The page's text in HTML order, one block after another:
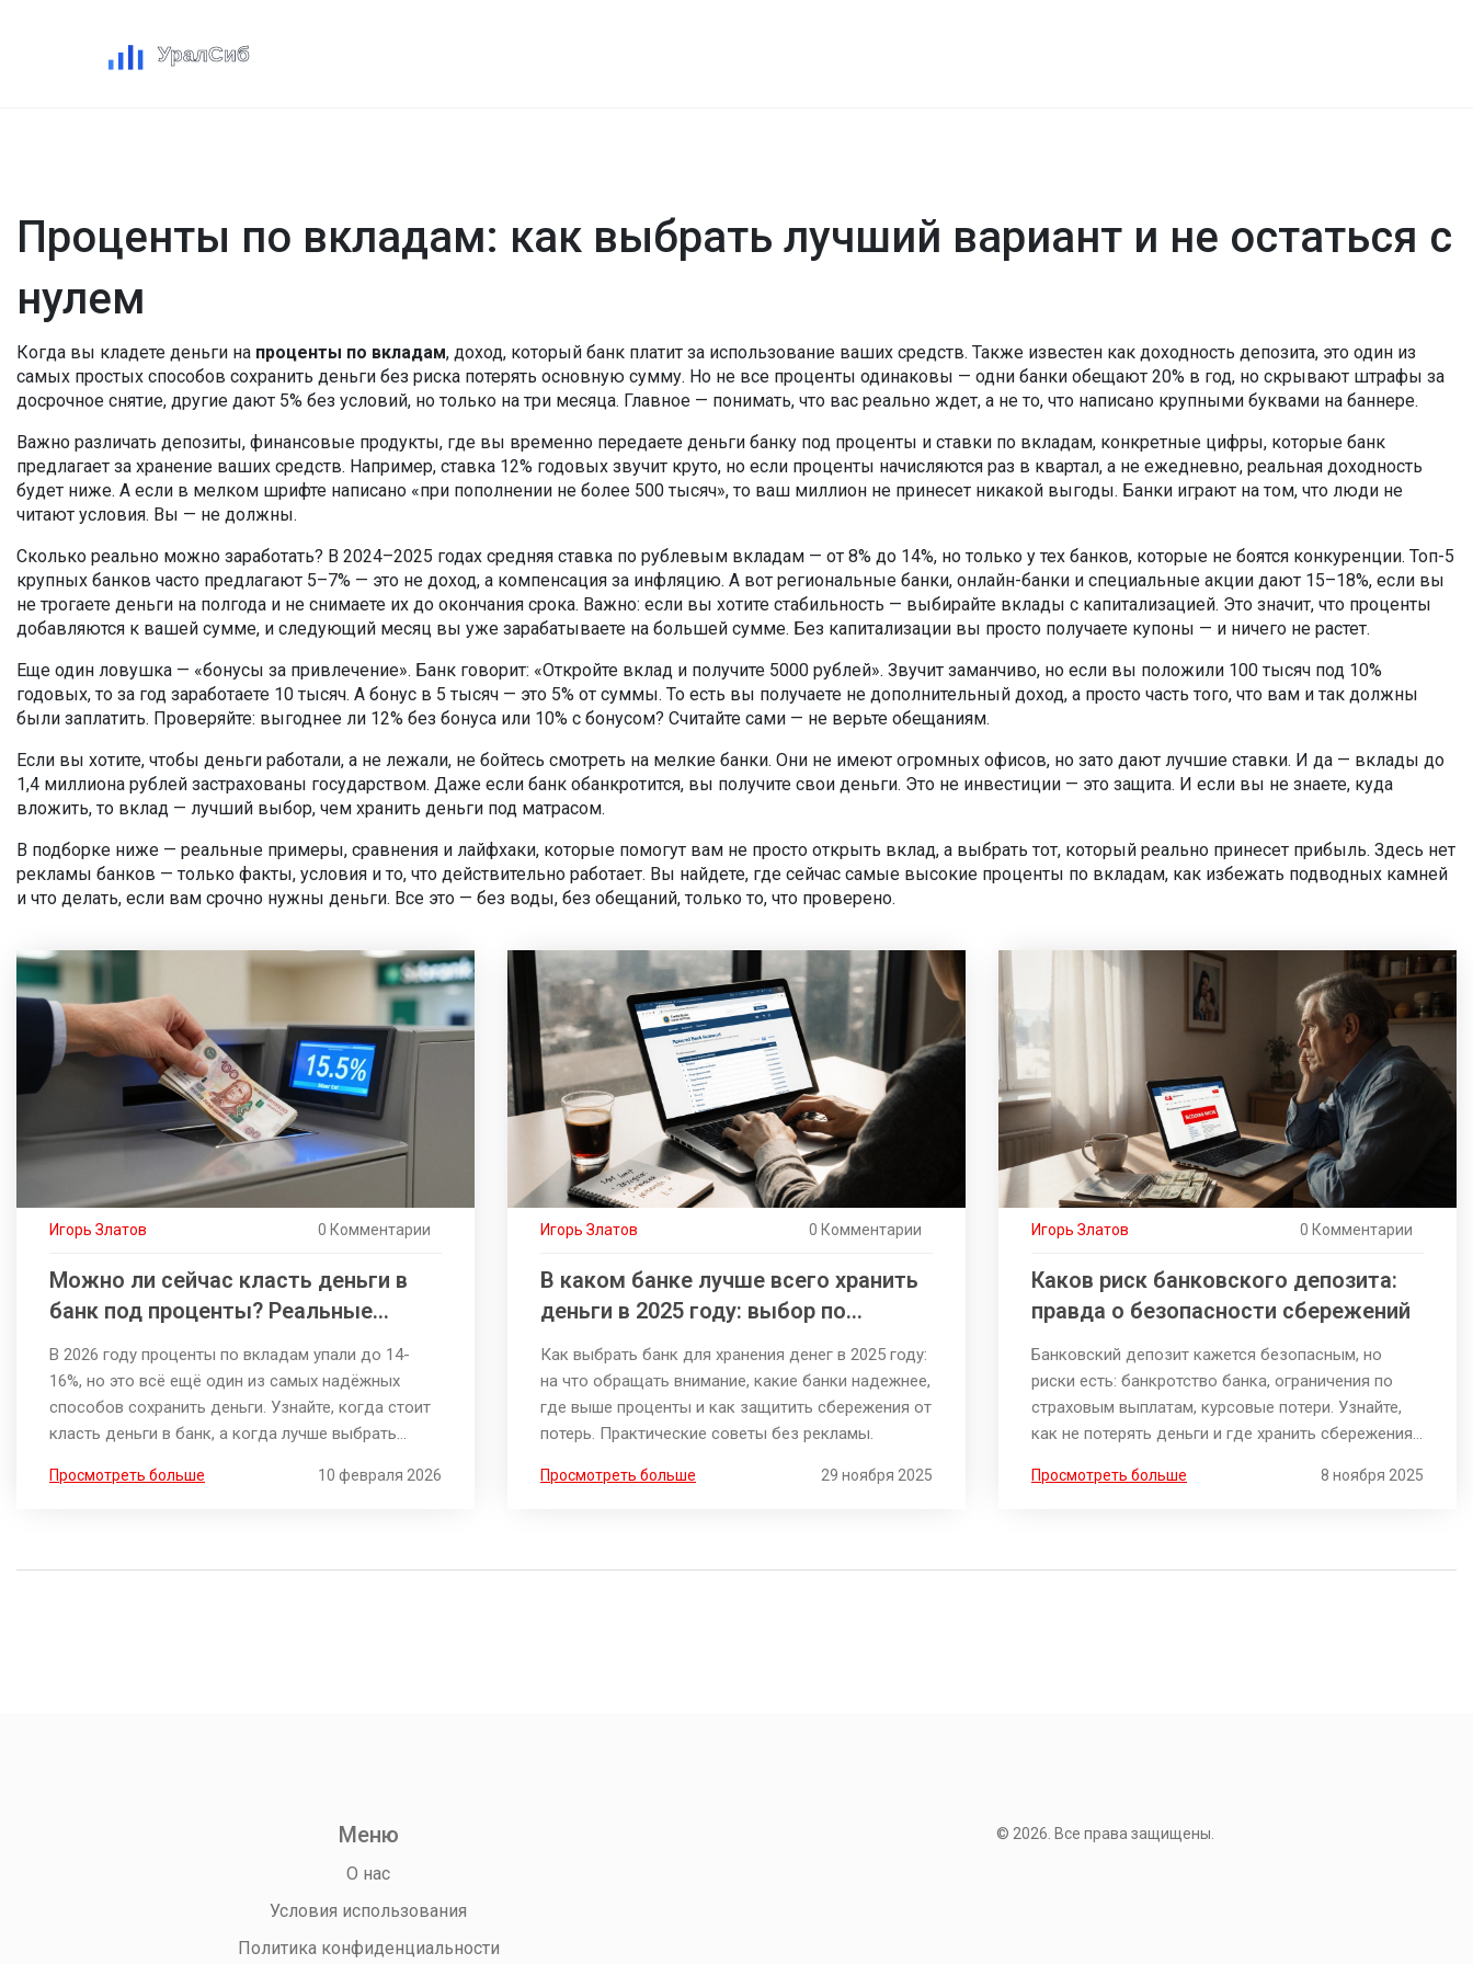
Проценты по вкладам: как выбрать лучший вариант и не остаться с
нулем
Когда вы кладете деньги на проценты по вкладам, доход, который банк платит за использование ваших средств. Также известен как доходность депозита, это один из
самых простых способов сохранить деньги без риска потерять основную сумму. Но не все проценты одинаковы — одни банки обещают 20% в год, но скрывают штрафы за
досрочное снятие, другие дают 5% без условий, но только на три месяца. Главное — понимать, что вас реально ждет, а не то, что написано крупными буквами на баннере.
Важно различать депозиты, финансовые продукты, где вы временно передаете деньги банку под проценты и ставки по вкладам, конкретные цифры, которые банк
предлагает за хранение ваших средств. Например, ставка 12% годовых звучит круто, но если проценты начисляются раз в квартал, а не ежедневно, реальная доходность
будет ниже. А если в мелком шрифте написано «при пополнении не более 500 тысяч», то ваш миллион не принесет никакой выгоды. Банки играют на том, что люди не
читают условия. Вы — не должны.
Сколько реально можно заработать? В 2024–2025 годах средняя ставка по рублевым вкладам — от 8% до 14%, но только у тех банков, которые не боятся конкуренции. Топ-5
крупных банков часто предлагают 5–7% — это не доход, а компенсация за инфляцию. А вот региональные банки, онлайн-банки и специальные акции дают 15–18%, если вы
не трогаете деньги на полгода и не снимаете их до окончания срока. Важно: если вы хотите стабильность — выбирайте вклады с капитализацией. Это значит, что проценты
добавляются к вашей сумме, и следующий месяц вы уже зарабатываете на большей сумме. Без капитализации вы просто получаете купоны — и ничего не растет.
Еще один ловушка — «бонусы за привлечение». Банк говорит: «Откройте вклад и получите 5000 рублей». Звучит заманчиво, но если вы положили 100 тысяч под 10%
годовых, то за год заработаете 10 тысяч. А бонус в 5 тысяч — это 5% от суммы. То есть вы получаете не дополнительный доход, а просто часть того, что вам и так должны
были заплатить. Проверяйте: выгоднее ли 12% без бонуса или 10% с бонусом? Считайте сами — не верьте обещаниям.
Если вы хотите, чтобы деньги работали, а не лежали, не бойтесь смотреть на мелкие банки. Они не имеют огромных офисов, но зато дают лучшие ставки. И да — вклады до
1,4 миллиона рублей застрахованы государством. Даже если банк обанкротится, вы получите свои деньги. Это не инвестиции — это защита. И если вы не знаете, куда
вложить, то вклад — лучший выбор, чем хранить деньги под матрасом.
В подборке ниже — реальные примеры, сравнения и лайфхаки, которые помогут вам не просто открыть вклад, а выбрать тот, который реально принесет прибыль. Здесь нет
рекламы банков — только факты, условия и то, что действительно работает. Вы найдете, где сейчас самые высокие проценты по вкладам, как избежать подводных камней
и что делать, если вам срочно нужны деньги. Все это — без воды, без обещаний, только то, что проверено.
Игорь Златов 0 Комментарии
Можно ли сейчас класть деньги в
банк под проценты? Реальные
цифры 2026 года
В 2026 году проценты по вкладам упали до 14-
16%, но это всё ещё один из самых надёжных
способов сохранить деньги. Узнайте, когда стоит
класть деньги в банк, а когда лучше выбрать
Просмотреть больше 10 февраля 2026
Игорь Златов 0 Комментарии
В каком банке лучше всего хранить
деньги в 2025 году: выбор по
надежности, процентам и удобству
Как выбрать банк для хранения денег в 2025 году:
на что обращать внимание, какие банки надежнее,
где выше проценты и как защитить сбережения от
потерь. Практические советы без рекламы.
Просмотреть больше 29 ноября 2025
Игорь Златов 0 Комментарии
Каков риск банковского депозита:
правда о безопасности сбережений
Банковский депозит кажется безопасным, но
риски есть: банкротство банка, ограничения по
страховым выплатам, курсовые потери. Узнайте,
как не потерять деньги и где хранить сбережения
Просмотреть больше 8 ноября 2025
Меню
О нас
Условия использования
Политика конфиденциальности
© 2026. Все права защищены.